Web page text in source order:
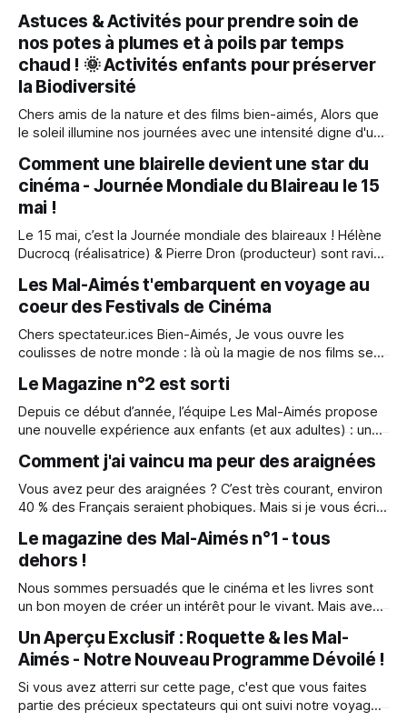
ou "Roquette et les Mal-Aimés" au cinéma ? Rassurez-
vous, une séance est toujours possible,
Astuces & Activités pour prendre soin de
nos potes à plumes et à poils par temps
chaud ! 🌞 Activités enfants pour préserver
la Biodiversité
Chers amis de la nature et des films bien-aimés, Alors que
le soleil illumine nos journées avec une intensité digne d'une
sur nos amis à poils et à plumes qui cherchent un moyen de
se rafraîchir. Dans cet
Comment une blairelle devient une star du
cinéma - Journée Mondiale du Blaireau le 15
mai !
Le 15 mai, c’est la Journée mondiale des blaireaux ! Hélène
Ducrocq (réalisatrice) & Pierre Dron (producteur) sont ravis
coulisses captivantes de la production d'un film
extraordinaire qui célèbre la journée mondiale du Blaireau
organisée par l&
Les Mal-Aimés t'embarquent en voyage au
coeur des Festivals de Cinéma
Chers spectateur.ices Bien-Aimés, Je vous ouvre les
coulisses de notre monde : là où la magie de nos films se
Accrochez-vous, car je vous embarque pour un road-trip
passionnant à travers l'univers des "Mal-Aimés&
Le Magazine n°2 est sorti
Depuis ce début d’année, l’équipe Les Mal-Aimés propose
une nouvelle expérience aux enfants (et aux adultes) : un
façon créative et ludique 1 trimestriel, qui sort à chaque
nouvelle saison, avec : * des Histoires, * des Jeux, * des
Actualités, * des Activités, * des
Comment j'ai vaincu ma peur des araignées
Vous avez peur des araignées ? C’est très courant, environ
40 % des Français seraient phobiques. Mais si je vous écris
passée d’ultra-arachnophobe à être capable de prendre
une araignée dans la main. Oui, je vous promets, c’est
Le magazine des Mal-Aimés n°1 - tous
dehors !
Nous sommes persuadés que le cinéma et les livres sont
un bon moyen de créer un intérêt pour le vivant. Mais avec
l’occasion de renouer un lien avec la Nature, et nos Mal-
Aimés sont là pour vous accompagner.
Un Aperçu Exclusif : Roquette & les Mal-
Aimés - Notre Nouveau Programme Dévoilé !
Si vous avez atterri sur cette page, c'est que vous faites
partie des précieux spectateurs qui ont suivi notre voyage